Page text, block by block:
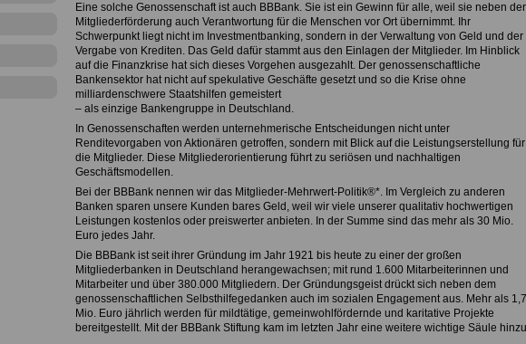
Eine solche Genossenschaft ist auch BBBank. Sie ist ein Gewinn für alle, weil sie neben der
Mitgliederförderung auch Verantwortung für die Menschen vor Ort übernimmt. Ihr
Schwerpunkt liegt nicht im Investmentbanking, sondern in der Verwaltung von Geld und der
Vergabe von Krediten. Das Geld dafür stammt aus den Einlagen der Mitglieder. Im Hinblick
auf die Finanzkrise hat sich dieses Vorgehen ausgezahlt. Der genossenschaftliche
Bankensektor hat nicht auf spekulative Geschäfte gesetzt und so die Krise ohne
milliardenschwere Staatshilfen gemeistert
– als einzige Bankengruppe in Deutschland.
In Genossenschaften werden unternehmerische Entscheidungen nicht unter
Renditevorgaben von Aktionären getroffen, sondern mit Blick auf die Leistungserstellung für
die Mitglieder. Diese Mitgliederorientierung führt zu seriösen und nachhaltigen
Geschäftsmodellen.
Bei der BBBank nennen wir das Mitglieder-Mehrwert-Politik®*. Im Vergleich zu anderen
Banken sparen unsere Kunden bares Geld, weil wir viele unserer qualitativ hochwertigen
Leistungen kostenlos oder preiswerter anbieten. In der Summe sind das mehr als 30 Mio.
Euro jedes Jahr.
Die BBBank ist seit ihrer Gründung im Jahr 1921 bis heute zu einer der großen
Mitgliederbanken in Deutschland herangewachsen; mit rund 1.600 Mitarbeiterinnen und
Mitarbeiter und über 380.000 Mitgliedern. Der Gründungsgeist drückt sich neben dem
genossenschaftlichen Selbsthilfegedanken auch im sozialen Engagement aus. Mehr als 1,7
Mio. Euro jährlich werden für mildtätige, gemeinwohlfördernde und karitative Projekte
bereitgestellt. Mit der BBBank Stiftung kam im letzten Jahr eine weitere wichtige Säule